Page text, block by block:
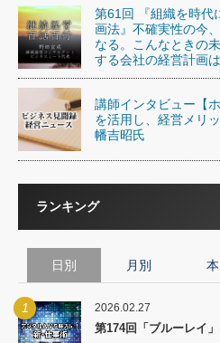
第61回 『組織を時代
画法』不確実性の今
なる。こんなときの
する会社の経営計画
講師インタビュー【
を活用し、経営メリ
幡吉昭氏
ランキング
日別 月別 本
1 2026.02.27
第174回「ブルーレイ